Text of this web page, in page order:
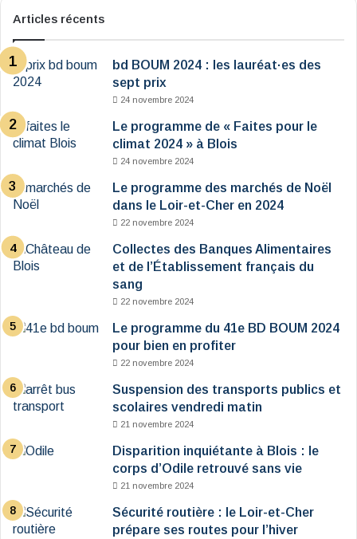
Articles récents
bd BOUM 2024 : les lauréat·es des
sept prix
24 novembre 2024
Le programme de « Faites pour le
climat 2024 » à Blois
24 novembre 2024
Le programme des marchés de Noël
dans le Loir-et-Cher en 2024
22 novembre 2024
Collectes des Banques Alimentaires
et de l’Établissement français du
sang
22 novembre 2024
Le programme du 41e BD BOUM 2024
pour bien en profiter
22 novembre 2024
Suspension des transports publics et
scolaires vendredi matin
21 novembre 2024
Disparition inquiétante à Blois : le
corps d’Odile retrouvé sans vie
21 novembre 2024
Sécurité routière : le Loir-et-Cher
prépare ses routes pour l’hiver